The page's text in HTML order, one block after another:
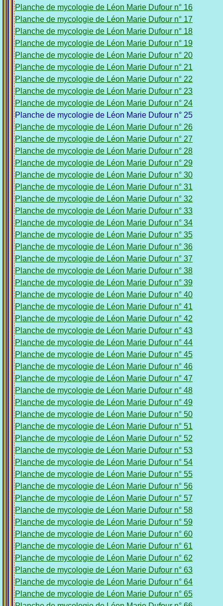
Planche de mycologie de Léon Marie Dufour n° 16
Planche de mycologie de Léon Marie Dufour n° 17
Planche de mycologie de Léon Marie Dufour n° 18
Planche de mycologie de Léon Marie Dufour n° 19
Planche de mycologie de Léon Marie Dufour n° 20
Planche de mycologie de Léon Marie Dufour n° 21
Planche de mycologie de Léon Marie Dufour n° 22
Planche de mycologie de Léon Marie Dufour n° 23
Planche de mycologie de Léon Marie Dufour n° 24
Planche de mycologie de Léon Marie Dufour n° 25
Planche de mycologie de Léon Marie Dufour n° 26
Planche de mycologie de Léon Marie Dufour n° 27
Planche de mycologie de Léon Marie Dufour n° 28
Planche de mycologie de Léon Marie Dufour n° 29
Planche de mycologie de Léon Marie Dufour n° 30
Planche de mycologie de Léon Marie Dufour n° 31
Planche de mycologie de Léon Marie Dufour n° 32
Planche de mycologie de Léon Marie Dufour n° 33
Planche de mycologie de Léon Marie Dufour n° 34
Planche de mycologie de Léon Marie Dufour n° 35
Planche de mycologie de Léon Marie Dufour n° 36
Planche de mycologie de Léon Marie Dufour n° 37
Planche de mycologie de Léon Marie Dufour n° 38
Planche de mycologie de Léon Marie Dufour n° 39
Planche de mycologie de Léon Marie Dufour n° 40
Planche de mycologie de Léon Marie Dufour n° 41
Planche de mycologie de Léon Marie Dufour n° 42
Planche de mycologie de Léon Marie Dufour n° 43
Planche de mycologie de Léon Marie Dufour n° 44
Planche de mycologie de Léon Marie Dufour n° 45
Planche de mycologie de Léon Marie Dufour n° 46
Planche de mycologie de Léon Marie Dufour n° 47
Planche de mycologie de Léon Marie Dufour n° 48
Planche de mycologie de Léon Marie Dufour n° 49
Planche de mycologie de Léon Marie Dufour n° 50
Planche de mycologie de Léon Marie Dufour n° 51
Planche de mycologie de Léon Marie Dufour n° 52
Planche de mycologie de Léon Marie Dufour n° 53
Planche de mycologie de Léon Marie Dufour n° 54
Planche de mycologie de Léon Marie Dufour n° 55
Planche de mycologie de Léon Marie Dufour n° 56
Planche de mycologie de Léon Marie Dufour n° 57
Planche de mycologie de Léon Marie Dufour n° 58
Planche de mycologie de Léon Marie Dufour n° 59
Planche de mycologie de Léon Marie Dufour n° 60
Planche de mycologie de Léon Marie Dufour n° 61
Planche de mycologie de Léon Marie Dufour n° 62
Planche de mycologie de Léon Marie Dufour n° 63
Planche de mycologie de Léon Marie Dufour n° 64
Planche de mycologie de Léon Marie Dufour n° 65